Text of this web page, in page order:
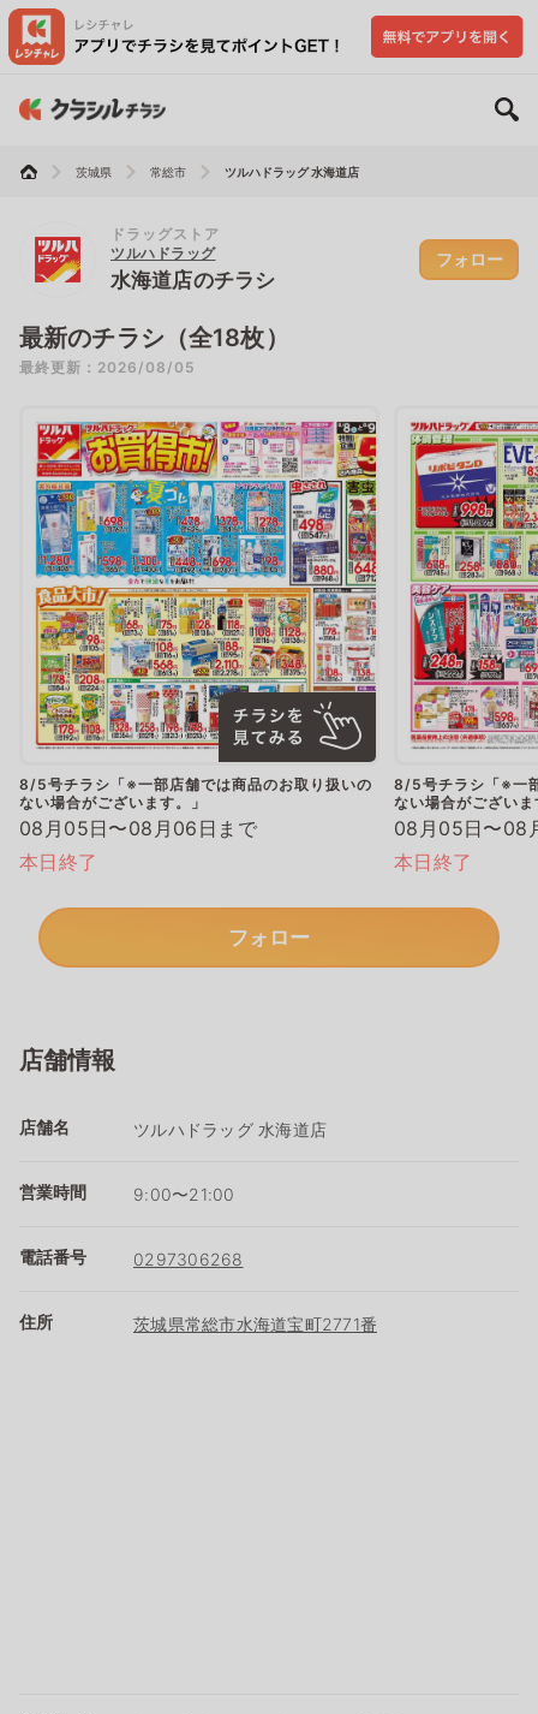
茨城県 常総市 ツルハドラッグ 水海道店
ドラッグストア
ツルハドラッグ
水海道店のチラシ
フォロー
最新のチラシ（全18枚）
最終更新：2026/08/05
8/5号チラシ「※一部店舗では商品のお取り扱いの
ない場合がございます。」
08月05日〜08月06日まで
本日終了
8/5号チラシ「※一
ない場合がございま
08月05日〜08
本日終了
フォロー
店舗情報
店舗名 ツルハドラッグ 水海道店
営業時間 9:00〜21:00
電話番号 0297306268
住所 茨城県常総市水海道宝町2771番